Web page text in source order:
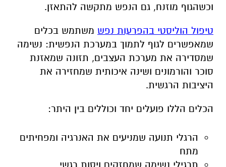
וכשהגוף מוזנח, גם הנפש מתקשה להתאזן.
טיפול הוליסטי בהפרעות נפש משתמש בכלים
שמאפשרים לגוף לתמוך במערכת הנפשית: נשימה
שמסדירה את מערכת העצבים, תזונה שמאזנת
סוכר והורמונים ושינה איכותית שמחזירה את
היציבות הרגשית.
הכלים הללו פועלים יחד וכוללים בין היתר:
הרגלי תנועה שמניעים את האנרגיה ומפחיתים
מתח
תרגילי נשימה שמחזקים ויסות רגשי